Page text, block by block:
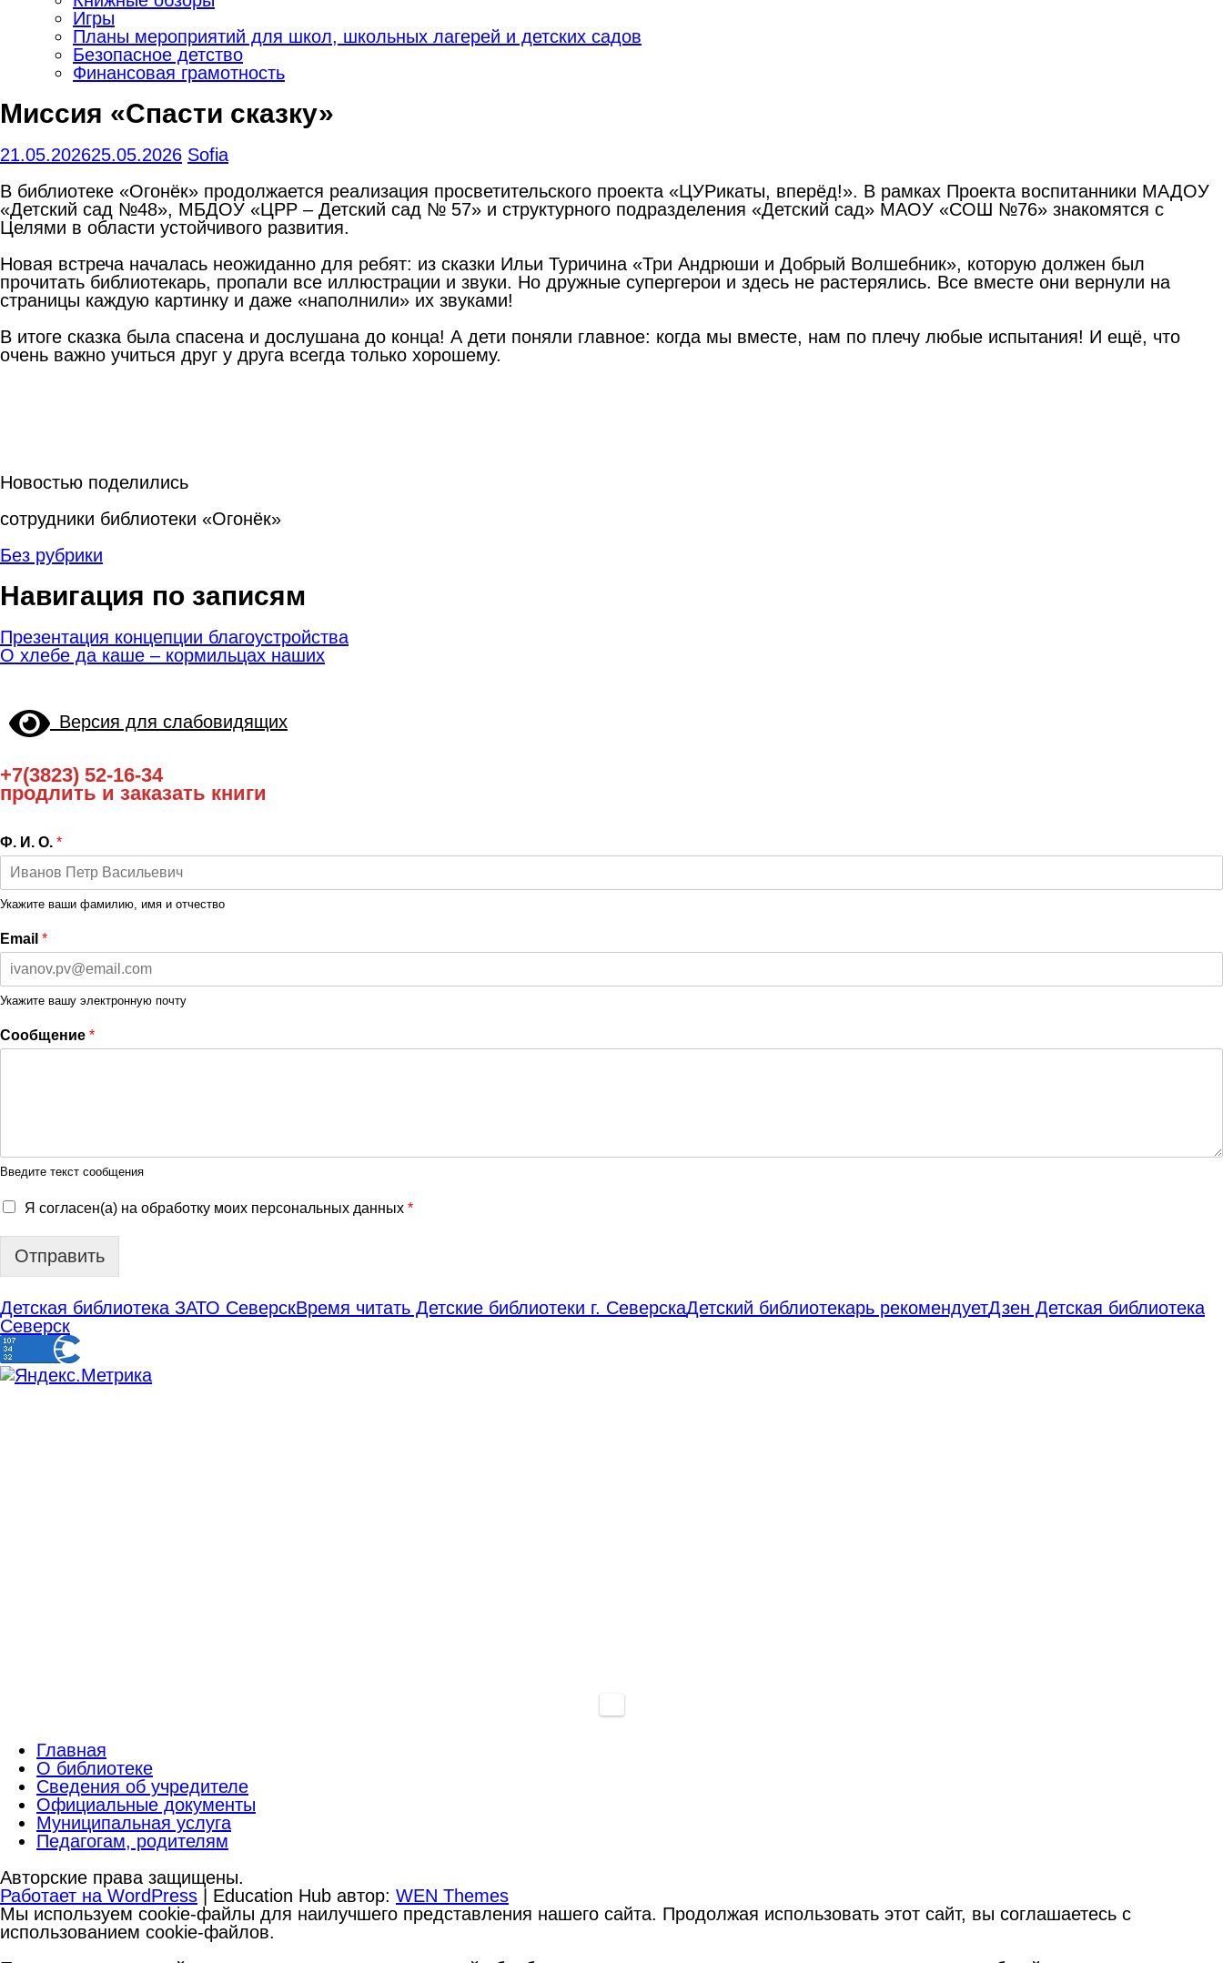
Игры
Планы мероприятий для школ, школьных лагерей и детских садов
Безопасное детство
Финансовая грамотность
Миссия «Спасти сказку»
21.05.202625.05.2026 Sofia
В библиотеке «Огонёк» продолжается реализация просветительского проекта «ЦУРикаты, вперёд!». В рамках Проекта воспитанники МАДОУ
«Детский сад №48», МБДОУ «ЦРР – Детский сад № 57» и структурного подразделения «Детский сад» МАОУ «СОШ №76» знакомятся с
Целями в области устойчивого развития.
Новая встреча началась неожиданно для ребят: из сказки Ильи Туричина «Три Андрюши и Добрый Волшебник», которую должен был
прочитать библиотекарь, пропали все иллюстрации и звуки. Но дружные супергерои и здесь не растерялись. Все вместе они вернули на
страницы каждую картинку и даже «наполнили» их звуками!
В итоге сказка была спасена и дослушана до конца! А дети поняли главное: когда мы вместе, нам по плечу любые испытания! И ещё, что
очень важно учиться друг у друга всегда только хорошему.
Новостью поделились
сотрудники библиотеки «Огонёк»
Без рубрики
Навигация по записям
Презентация концепции благоустройства
О хлебе да каше – кормильцах наших
Версия для слабовидящих
+7(3823) 52-16-34
продлить и заказать книги
Ф. И. О. *
Укажите ваши фамилию, имя и отчество
Email *
Укажите вашу электронную почту
Сообщение *
Введите текст сообщения
Я согласен(а) на обработку моих персональных данных *
Отправить
Детская библиотека ЗАТО СеверскВремя читать Детские библиотеки г. СеверскаДетский библиотекарь рекомендуетДзен Детская библиотека
Северск
Главная
О библиотеке
Сведения об учредителе
Официальные документы
Муниципальная услуга
Педагогам, родителям
Авторские права защищены.
Работает на WordPress | Education Hub автор: WEN Themes
Мы используем cookie-файлы для наилучшего представления нашего сайта. Продолжая использовать этот сайт, вы соглашаетесь с
использованием cookie-файлов.